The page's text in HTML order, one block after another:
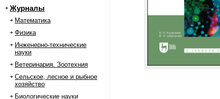
Журналы
Математика
Физика
Инженерно-технические
науки
Ветеринария. Зоотехния
Сельское, лесное и рыбное
хозяйство
Биологические науки